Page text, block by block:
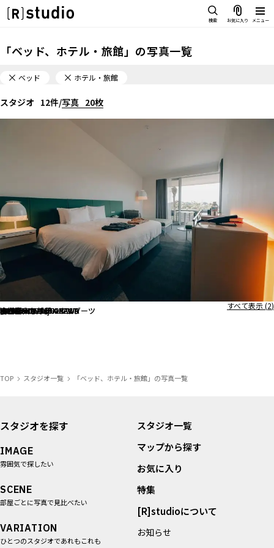
検索 お気に入り メニュー
IMAGE
雰囲気で探したい
LOCATION
カフェやオフィスなどロケシーン
も
SIZE&PRICE
広さと利用料金で探す
ALL FILTER
すべての選択肢からスタジオを探す
スタジオを探す
雰囲気で探したい
部屋ごとに写真で見比べたい
VARIATION
ALL FILTER
すべての選択肢からスタジオを探
す
スタジオ一覧
マップから探す
お気に入り
お知らせ
プライバシーポリシー
「ベッド、ホテル・旅館」の写真一覧
ベッド ホテル・旅館
スタジオ 12件/写真 20枚
旧小津安二郎邸
旧小津安二郎邸
hotel norm. ao
hotel norm. ao
SPICE MOTEL OKINAWA
SPICE MOTEL OKINAWA
SPICE MOTEL OKINAWA
SPICE MOTEL OKINAWA
NASU PRIVATE FOREST
chula vista
hotel norm. air
鴨川サーフィンハウス
hotel norm. fuji
hotel norm. fuji
水郷園
水郷園
宮古島東急ホテル＆リゾーツ
宮古島東急ホテル＆リゾーツ
BOTANICAL POOL CLUB
ベッド
シンプルなベッドからガーリーなベッドまで。スキンケア・コスメ・美容器具・ルームウ
ェアなどの撮影に。眠り・癒し・リラックスタイム・セルフケアにまつわる演出に最適。
ホテル・旅館
撮影できるホテル・旅館を紹介しています。ロビーや客室でも撮影できるデザインホテ
ル、自然豊かな一棟貸し切り宿、非日常感のあるラグジュアリーホテル、アメリカンモー
テルなど。
すべて表示 (2)
TOP スタジオ一覧 「ベッド、ホテル・旅館」の写真一覧
スタジオを探す
IMAGE
雰囲気で探したい
SCENE
部屋ごとに写真で見比べたい
VARIATION
ひとつのスタジオであれもこれも
スタジオ一覧
マップから探す
お気に入り
特集
[R]studioについて
お知らせ